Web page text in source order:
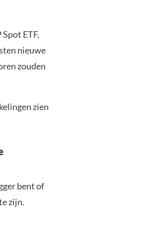
ETF,
nieuwe
zouden
zien
bent of
zijn.